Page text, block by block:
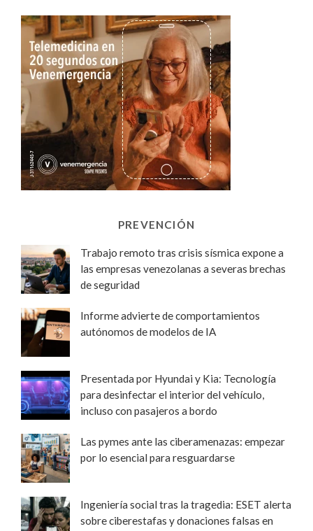
PREVENCIÓN
Trabajo remoto tras crisis sísmica expone a
las empresas venezolanas a severas brechas
de seguridad
Informe advierte de comportamientos
autónomos de modelos de IA
Presentada por Hyundai y Kia: Tecnología
para desinfectar el interior del vehículo,
incluso con pasajeros a bordo
Las pymes ante las ciberamenazas: empezar
por lo esencial para resguardarse
Ingeniería social tras la tragedia: ESET alerta
sobre ciberestafas y donaciones falsas en